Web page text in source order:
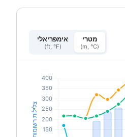
מטרי
(m, °C)
אימפריאלי
(ft, °F)